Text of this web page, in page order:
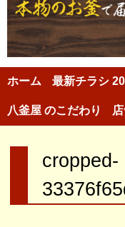
ホーム 最新チラシ
八釜屋 のこだわり
cropped-